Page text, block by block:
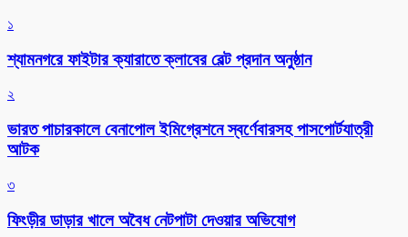
১
শ্যামনগরে ফাইটার ক্যারাতে ক্লাবের বেল্ট প্রদান অনুষ্ঠান
২
ভারত পাচারকালে বেনাপোল ইমিগ্রেশনে স্বর্ণেবারসহ পাসপোর্টযাত্রী
আটক
৩
ফিংড়ীর ডাড়ার খালে অবৈধ নেটপাটা দেওয়ার অভিযোগ